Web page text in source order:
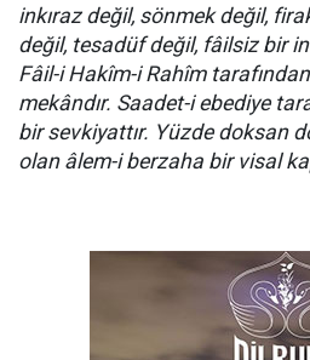
inkıraz değil, sönmek değil,
değil, tesadüf değil, fâilsiz bir
Fâil-i Hakîm-i Rahîm
mekândır. Saadet-i ebediye
bir sevkiyattır. Yüzde doksan
olan âlem-i berzaha bir visal